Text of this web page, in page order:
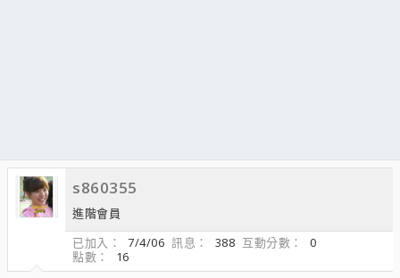
s860355
進階會員
已加入
7/4/06 訊息 388 互動分數
0
點數
16